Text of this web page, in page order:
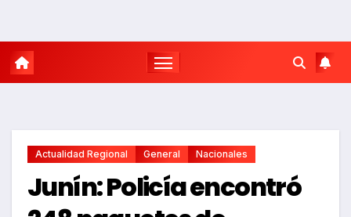
Actualidad Regional General Nacionales
Junín: Policía encontró